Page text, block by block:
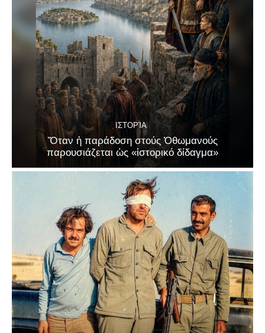
ΙΣΤΟΡΊΑ
Ὅταν ἡ παράδοση στούς Ὀθωμανούς
παρουσιάζεται ὡς «ἱστορικό δίδαγμα»